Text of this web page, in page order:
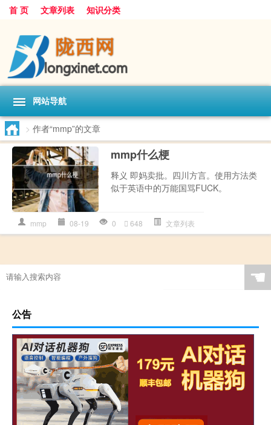
首 页 文章列表 知识分类
网站导航
> 作者“mmp”的文章
mmp什么梗
释义 即妈卖批。四川方言。使用方法类
似于英语中的万能国骂FUCK。
mmp 08-19 0 648 文章列表
☚
公告